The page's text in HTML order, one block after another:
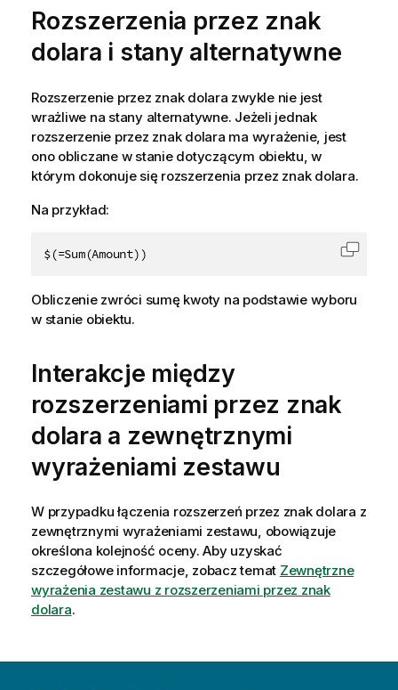
Rozszerzenia przez znak
dolara i stany alternatywne
Rozszerzenie przez znak dolara zwykle nie jest
wrażliwe na stany alternatywne. Jeżeli jednak
rozszerzenie przez znak dolara ma wyrażenie, jest
ono obliczane w stanie dotyczącym obiektu, w
którym dokonuje się rozszerzenia przez znak dolara.
Na przykład:
$(=Sum(Amount))
Obliczenie zwróci sumę kwoty na podstawie wyboru
w stanie obiektu.
Interakcje między
rozszerzeniami przez znak
dolara a zewnętrznymi
wyrażeniami zestawu
W przypadku łączenia rozszerzeń przez znak dolara z
zewnętrznymi wyrażeniami zestawu, obowiązuje
określona kolejność oceny. Aby uzyskać
szczegółowe informacje, zobacz temat Zewnętrzne
wyrażenia zestawu z rozszerzeniami przez znak
dolara.